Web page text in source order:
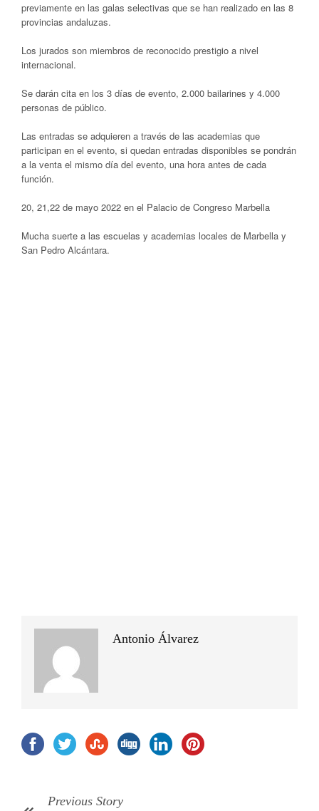
previamente en las galas selectivas que se han realizado en las 8
provincias andaluzas.
Los jurados son miembros de reconocido prestigio a nivel
internacional.
Se darán cita en los 3 días de evento, 2.000 bailarines y 4.000
personas de público.
Las entradas se adquieren a través de las academias que
participan en el evento, si quedan entradas disponibles se pondrán
a la venta el mismo día del evento, una hora antes de cada
función.
20, 21,22 de mayo 2022 en el Palacio de Congreso Marbella
Mucha suerte a las escuelas y academias locales de Marbella y
San Pedro Alcántara.
Antonio Álvarez
Previous Story